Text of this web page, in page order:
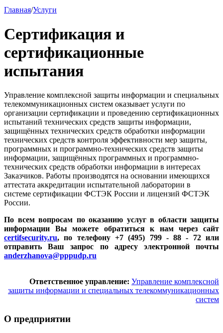
Главная/Услуги
Сертификация и
сертификационные
испытания
Управление комплексной защиты информации и специальных
телекоммуникационных систем оказывает услуги по
организации сертификации и проведению сертификационных
испытаний технических средств защиты информации,
защищённых технических средств обработки информации
технических средств контроля эффективности мер защиты,
программных и программно-технических средств защиты
информации, защищённых программных и программно-
технических средств обработки информации в интересах
Заказчиков. Работы производятся на основании имеющихся
аттестата аккредитации испытательной лаборатории в
системе сертификации ФСТЭК России и лицензий ФСТЭК
России.
По всем вопросам по оказанию услуг в области защиты
информации Вы можете обратиться к нам через сайт
certifsecurity.ru, по телефону +7 (495) 799 - 88 - 72 или
отправить Ваш запрос по адресу электронной почты
anderzhanova@pppudp.ru
Ответственное управление: Управление комплексной
защиты информации и специальных телекоммуникационных
систем
О предприятии